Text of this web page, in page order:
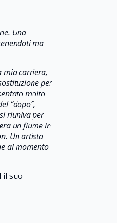
Una
ma
mia carriera,
per
molto
“dopo”,
riuniva per
un fiume in
Un artista
al momento
il suo